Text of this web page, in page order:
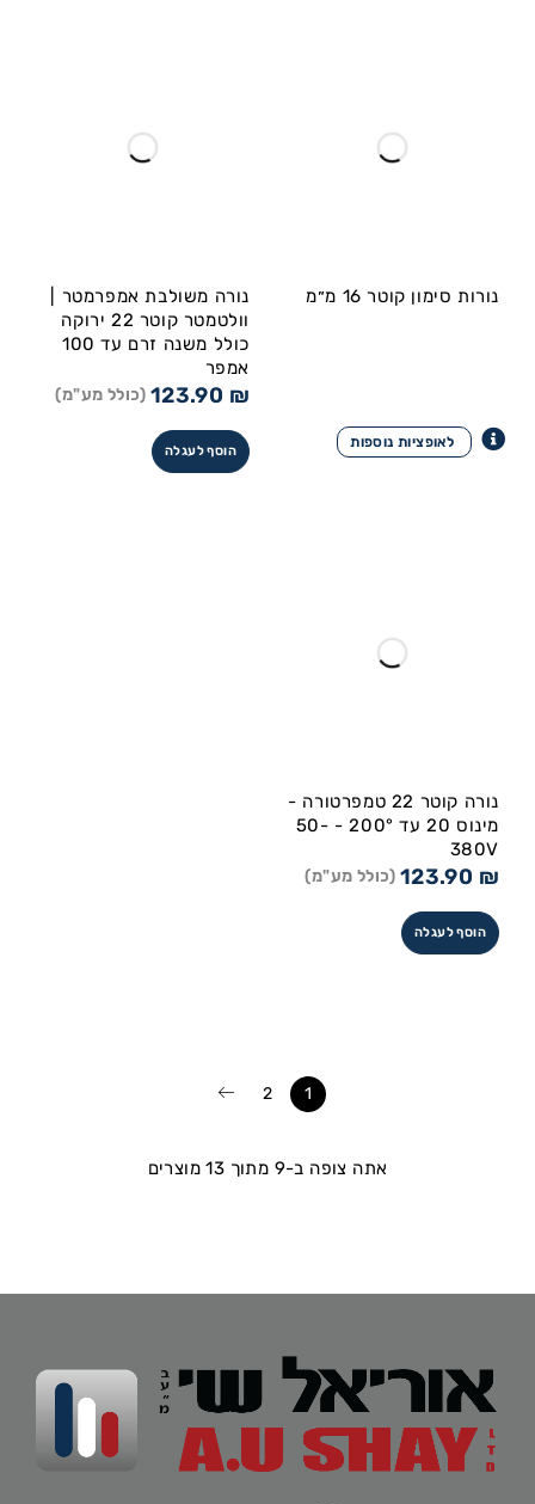
נורות סימון קוטר 16 מ״מ
נורה משולבת אמפרמטר |
וולטמטר קוטר 22 ירוקה
כולל משנה זרם עד 100
אמפר
123.90 ₪ (כולל מע"מ)
הוסף לעגלה
נורה קוטר 22 טמפרטורה -
מינוס 20 עד 200° - 50-
380V
123.90 ₪ (כולל מע"מ)
הוסף לעגלה
1
2
אתה צופה ב-9 מתוך 13 מוצרים